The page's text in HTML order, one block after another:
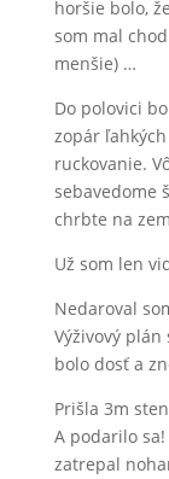
horšie bolo,
som mal
menšie) …
Do polovici
zopár
ruckovanie.
sebavedome
chrbte na
Už som len
Nedaroval
Výživový
bolo dosť a
Prišla 3m
A podarilo
zatrepal